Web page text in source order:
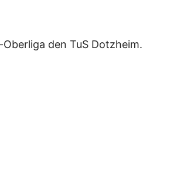
den TuS Dotzheim.